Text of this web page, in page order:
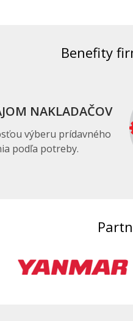
Benefity
NAKLADAČOV
výberu prídavného
podľa potreby.